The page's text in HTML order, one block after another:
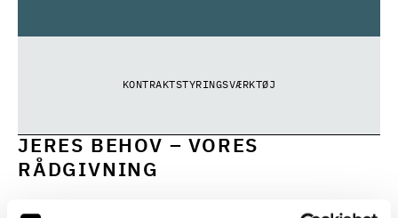
KONTRAKTSTYRINGSVÆRKTØJ
JERES BEHOV – VORES
RÅDGIVNING
Jeres behov er i fokus, og vi tilpasser altid vores